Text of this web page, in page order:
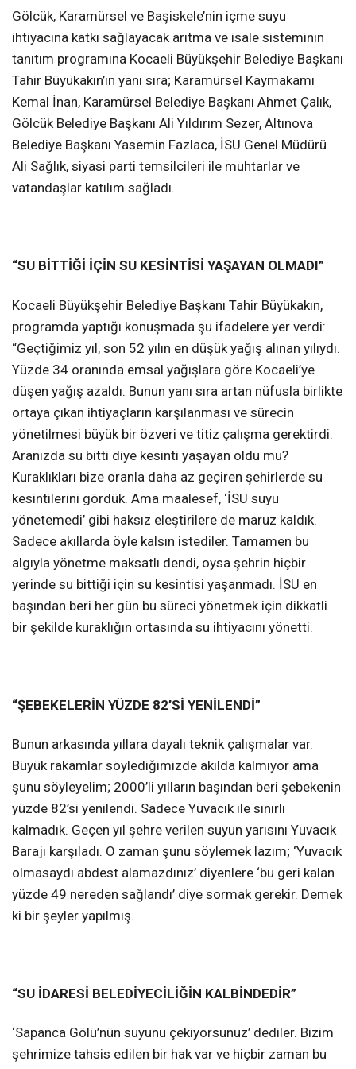
Gölcük, Karamürsel ve Başiskele’nin içme suyu
ihtiyacına katkı sağlayacak arıtma ve isale sisteminin
tanıtım programına Kocaeli Büyükşehir Belediye Başkanı
Tahir Büyükakın’ın yanı sıra; Karamürsel Kaymakamı
Kemal İnan, Karamürsel Belediye Başkanı Ahmet Çalık,
Gölcük Belediye Başkanı Ali Yıldırım Sezer, Altınova
Belediye Başkanı Yasemin Fazlaca, İSU Genel Müdürü
Ali Sağlık, siyasi parti temsilcileri ile muhtarlar ve
vatandaşlar katılım sağladı.
“SU BİTTİĞİ İÇİN SU KESİNTİSİ YAŞAYAN OLMADI”
Kocaeli Büyükşehir Belediye Başkanı Tahir Büyükakın,
programda yaptığı konuşmada şu ifadelere yer verdi:
“Geçtiğimiz yıl, son 52 yılın en düşük yağış alınan yılıydı.
Yüzde 34 oranında emsal yağışlara göre Kocaeli’ye
düşen yağış azaldı. Bunun yanı sıra artan nüfusla birlikte
ortaya çıkan ihtiyaçların karşılanması ve sürecin
yönetilmesi büyük bir özveri ve titiz çalışma gerektirdi.
Aranızda su bitti diye kesinti yaşayan oldu mu?
Kuraklıkları bize oranla daha az geçiren şehirlerde su
kesintilerini gördük. Ama maalesef, ‘İSU suyu
yönetemedi’ gibi haksız eleştirilere de maruz kaldık.
Sadece akıllarda öyle kalsın istediler. Tamamen bu
algıyla yönetme maksatlı dendi, oysa şehrin hiçbir
yerinde su bittiği için su kesintisi yaşanmadı. İSU en
başından beri her gün bu süreci yönetmek için dikkatli
bir şekilde kuraklığın ortasında su ihtiyacını yönetti.
“ŞEBEKELERİN YÜZDE 82’Sİ YENİLENDİ”
Bunun arkasında yıllara dayalı teknik çalışmalar var.
Büyük rakamlar söylediğimizde akılda kalmıyor ama
şunu söyleyelim; 2000’li yılların başından beri şebekenin
yüzde 82’si yenilendi. Sadece Yuvacık ile sınırlı
kalmadık. Geçen yıl şehre verilen suyun yarısını Yuvacık
Barajı karşıladı. O zaman şunu söylemek lazım; ‘Yuvacık
olmasaydı abdest alamazdınız’ diyenlere ‘bu geri kalan
yüzde 49 nereden sağlandı’ diye sormak gerekir. Demek
ki bir şeyler yapılmış.
“SU İDARESİ BELEDİYECİLİĞİN KALBİNDEDİR”
‘Sapanca Gölü’nün suyunu çekiyorsunuz’ dediler. Bizim
şehrimize tahsis edilen bir hak var ve hiçbir zaman bu